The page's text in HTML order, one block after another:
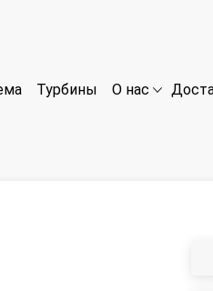
Турбины О нас